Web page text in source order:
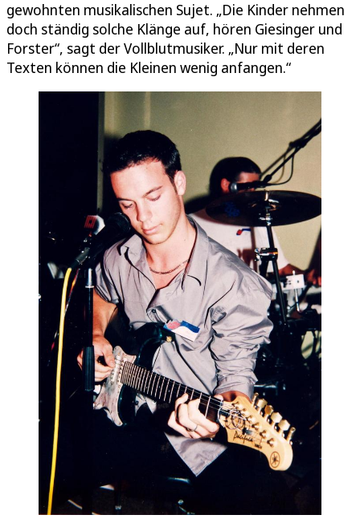
gewohnten musikalischen Sujet. „Die Kinder nehmen
doch ständig solche Klänge auf, hören Giesinger und
Forster“, sagt der Vollblutmusiker. „Nur mit deren
Texten können die Kleinen wenig anfangen.“